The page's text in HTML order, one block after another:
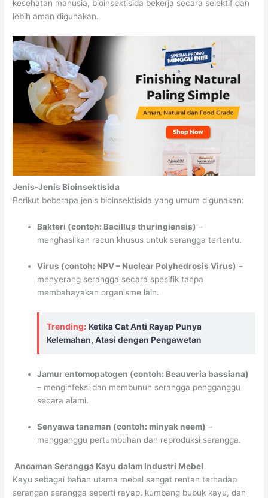
kesehatan manusia, bioinsektisida bekerja secara selektif dan
lebih aman digunakan.
Jenis-Jenis Bioinsektisida
Berikut beberapa jenis bioinsektisida yang umum digunakan:
Bakteri (contoh: Bacillus thuringiensis) –
menghasilkan racun khusus untuk serangga tertentu.
Virus (contoh: NPV – Nuclear Polyhedrosis Virus) –
menyerang serangga secara spesifik tanpa
membahayakan organisme lain.
Trending: Ketika Cat Anti Rayap Punya
Kelemahan, Atasi dengan Pengawetan
Jamur entomopatogen (contoh: Beauveria bassiana)
– menginfeksi dan membunuh serangga pengganggu
secara alami.
Senyawa tanaman (contoh: minyak neem) –
mengganggu pertumbuhan dan reproduksi serangga.
Ancaman Serangga Kayu dalam Industri Mebel
Kayu sebagai bahan utama mebel sangat rentan terhadap
serangan serangga seperti rayap, kumbang bubuk kayu, dan